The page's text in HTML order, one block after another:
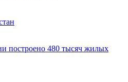
построено 480 тысяч жилых